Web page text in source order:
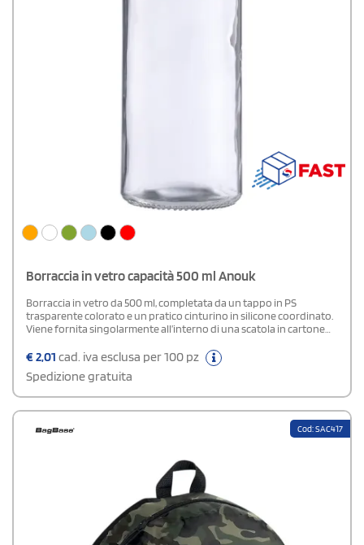
Borraccia in vetro capacità 500 ml Anouk
Borraccia in vetro da 500 ml, completata da un tappo in PS
trasparente colorato e un pratico cinturino in silicone coordinato.
Viene fornita singolarmente all’interno di una scatola in cartone
€2,01 cad. iva esclusa per 100 pz
Spedizione gratuita
Cod: SAC417